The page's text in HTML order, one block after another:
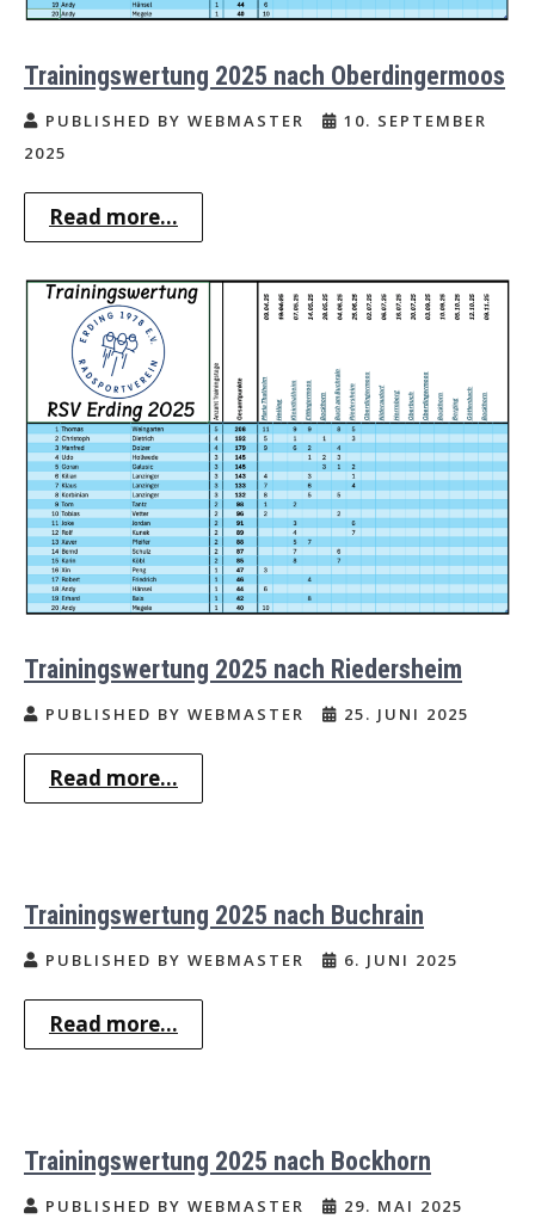
Trainingswertung 2025 nach Oberdingermoos
PUBLISHED BY WEBMASTER
10. SEPTEMBER
2025
Read more...
Trainingswertung 2025 nach Riedersheim
PUBLISHED BY WEBMASTER 25. JUNI 2025
Read more...
Trainingswertung 2025 nach Buchrain
PUBLISHED BY WEBMASTER 6. JUNI 2025
Read more...
Trainingswertung 2025 nach Bockhorn
PUBLISHED BY WEBMASTER 29. MAI 2025